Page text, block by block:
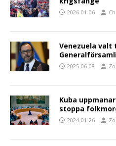
2026-01-06
Venezuela valt
2025-06-08
Kuba
stoppa
2024-01-26